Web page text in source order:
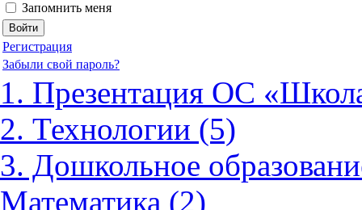
Запомнить меня
Регистрация
Забыли свой пароль?
1. Презентация ОС
2. Технологии (5)
3. Дошкольное
Математика (2)